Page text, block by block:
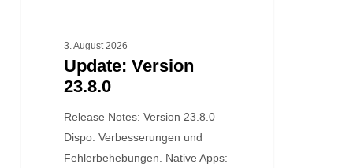
3. August 2026
Update: Version
23.8.0
Release Notes: Version 23.8.0
Dispo: Verbesserungen und
Fehlerbehebungen. Native Apps: